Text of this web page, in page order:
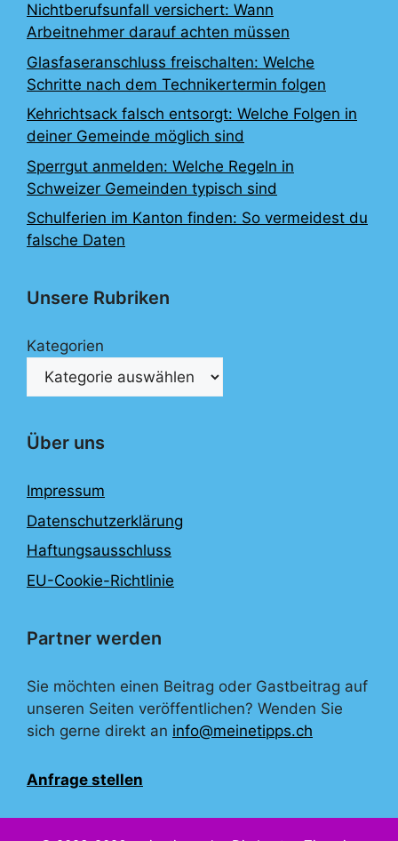
Nichtberufsunfall versichert: Wann
Arbeitnehmer darauf achten müssen
Glasfaseranschluss freischalten: Welche
Schritte nach dem Technikertermin folgen
Kehrichtsack falsch entsorgt: Welche Folgen in
deiner Gemeinde möglich sind
Sperrgut anmelden: Welche Regeln in
Schweizer Gemeinden typisch sind
Schulferien im Kanton finden: So vermeidest du
falsche Daten
Unsere Rubriken
Kategorien
Über uns
Impressum
Datenschutzerklärung
Haftungsausschluss
EU-Cookie-Richtlinie
Partner werden
Sie möchten einen Beitrag oder Gastbeitrag auf
unseren Seiten veröffentlichen? Wenden Sie
sich gerne direkt an info@meinetipps.ch
Anfrage stellen